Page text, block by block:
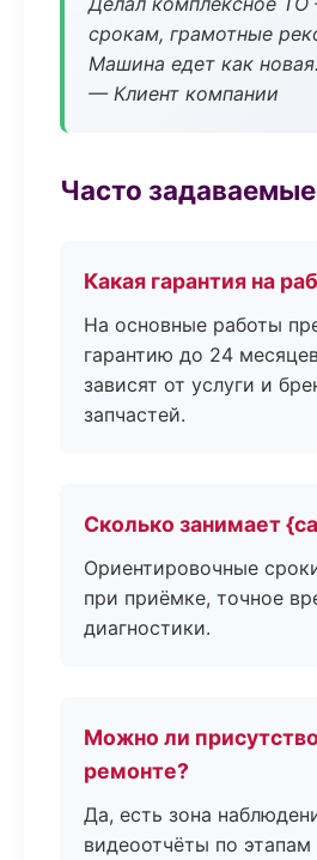
срокам, грамотные
Машина едет как новая.
— Клиент компании
Часто
Какая гарантия на
На основные работы
гарантию до 24
зависят от услуги и
запчастей.
Сколько занимает
Ориентировочные
при приёмке, точное
диагностики.
Можно ли
ремонте?
Да, есть зона
видеоотчёты по этапам